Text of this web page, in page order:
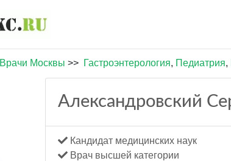
Врачи Москвы >> Гастроэнтерология, Педиатрия,
Александровский
Кандидат медицинских наук
Врач высшей категории